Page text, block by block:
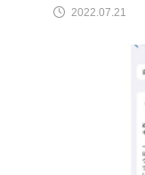
2022.07.21